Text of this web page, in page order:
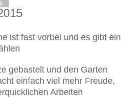
ist fast vorbei und es gibt ein
gebastelt und den Garten
einfach viel mehr Freude,
Arbeiten